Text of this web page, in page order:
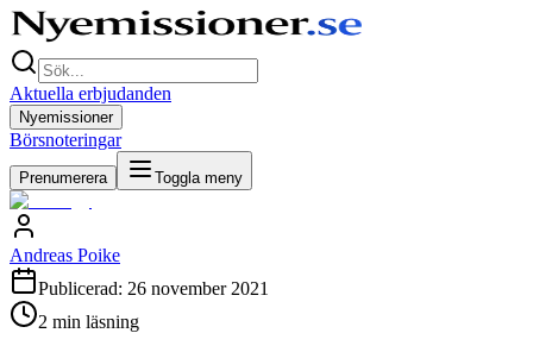
Aktuella erbjudanden
Nyemissioner
Börsnoteringar
Prenumerera Toggla meny
Andreas Poike
Publicerad: 26 november 2021
2 min läsning